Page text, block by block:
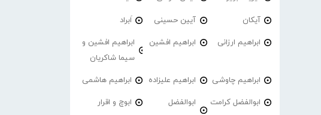
آیکان آیین حسینی اَبراد
ابراهیم ارزانی ابراهیم افشین
ابراهیم افشین و
سیما شاکریان
ابراهیم چاوشی ابراهیم علیزاده ابراهیم هاشمی
ابوالفضل کرامت
ابوالفضل
ابوچ و اقرار